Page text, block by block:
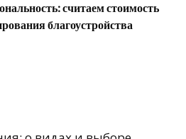
считаем стоимость
благоустройства